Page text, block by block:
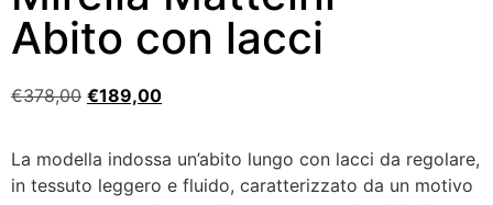
Abito con lacci
€378,00 €189,00
La modella indossa un’abito lungo con lacci da regolare,
in tessuto leggero e fluido, caratterizzato da un motivo